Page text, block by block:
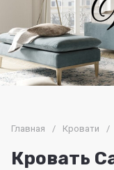
Главная / Кровати /
Кровать